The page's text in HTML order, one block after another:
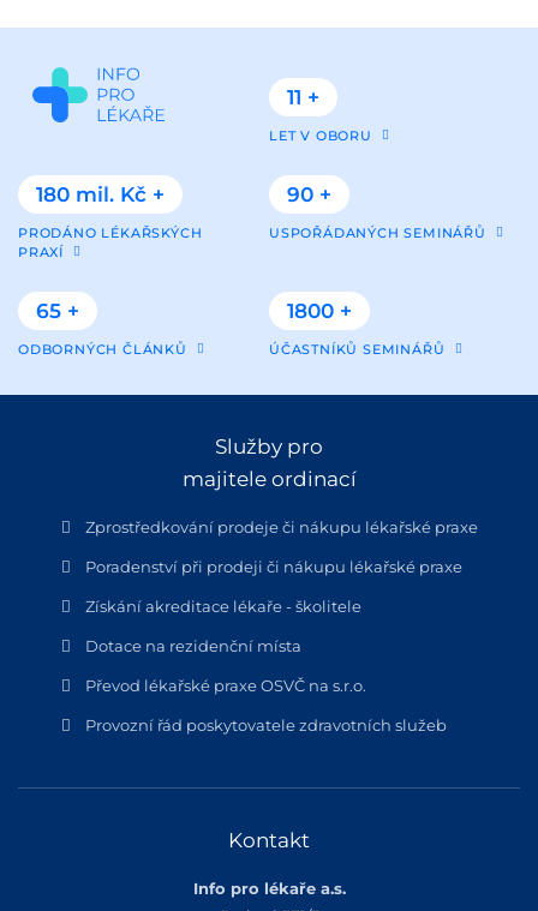
11 +
LET V OBORU
180 mil. Kč +
PRODÁNO LÉKAŘSKÝCH
PRAXÍ
90 +
USPOŘÁDANÝCH SEMINÁŘŮ
65 +
ODBORNÝCH ČLÁNKŮ
1800 +
ÚČASTNÍKŮ SEMINÁŘŮ
Služby pro
majitele ordinací
Zprostředkování prodeje či nákupu lékařské praxe
Poradenství při prodeji či nákupu lékařské praxe
Získání akreditace lékaře - školitele
Dotace na rezidenční místa
Převod lékařské praxe OSVČ na s.r.o.
Provozní řád poskytovatele zdravotních služeb
Kontakt
Info pro lékaře a.s.